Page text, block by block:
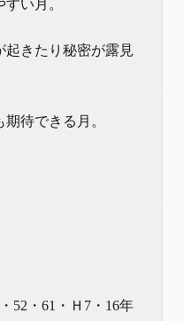
い月。
起きたり秘密が露見
待できる月。
52・61・Ｈ7・16年